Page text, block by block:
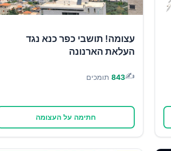
עצומה! תושבי כפר כנא נגד
העלאת הארנונה
✍️
843 תומכים
חתימה על העצומה